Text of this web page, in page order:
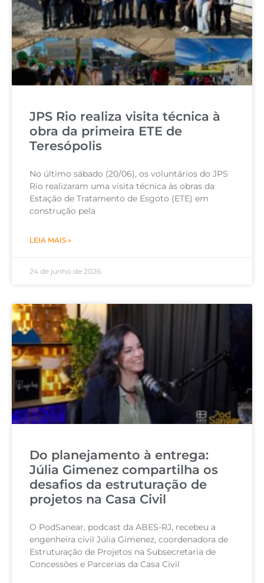
JPS Rio realiza visita técnica à
obra da primeira ETE de
Teresópolis
No último sábado (20/06), os voluntários do JPS
Rio realizaram uma visita técnica às obras da
Estação de Tratamento de Esgoto (ETE) em
construção pela
LEIA MAIS »
24 de junho de 2026
Do planejamento à entrega:
Júlia Gimenez compartilha os
desafios da estruturação de
projetos na Casa Civil
O PodSanear, podcast da ABES-RJ, recebeu a
engenheira civil Júlia Gimenez, coordenadora de
Estruturação de Projetos na Subsecretaria de
Concessões e Parcerias da Casa Civil